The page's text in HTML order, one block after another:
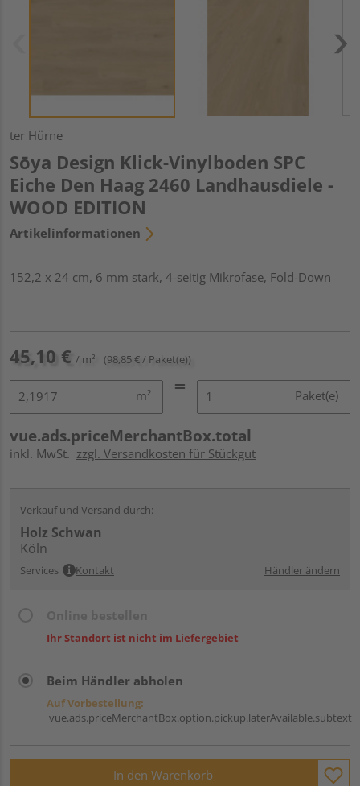
ter Hürne
Sōya Design Klick-Vinylboden SPC
Eiche Den Haag 2460 Landhausdiele -
WOOD EDITION
Artikelinformationen
152,2 x 24 cm, 6 mm stark, 4-seitig Mikrofase, Fold-Down
45,10 € / m² (98,85 € / Paket(e))
m² Paket(e)
vue.ads.priceMerchantBox.total
inkl. MwSt. zzgl. Versandkosten für Stückgut
Verkauf und Versand durch:
Holz Schwan
Köln
Services Kontakt Händler ändern
Ihr Standort ist nicht im Liefergebiet
Beim Händler abholen
Auf Vorbestellung:
vue.ads.priceMerchantBox.option.pickup.laterAvailable.subtext
In den Warenkorb